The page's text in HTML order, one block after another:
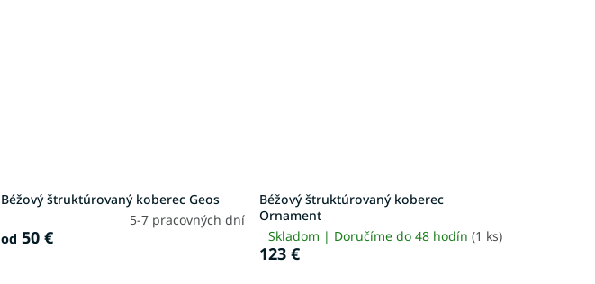
Béžový štruktúrovaný koberec Geos
5-7 pracovných dní
od 50 €
Béžový štruktúrovaný koberec
Ornament
Skladom | Doručíme do 48 hodín (1 ks)
123 €